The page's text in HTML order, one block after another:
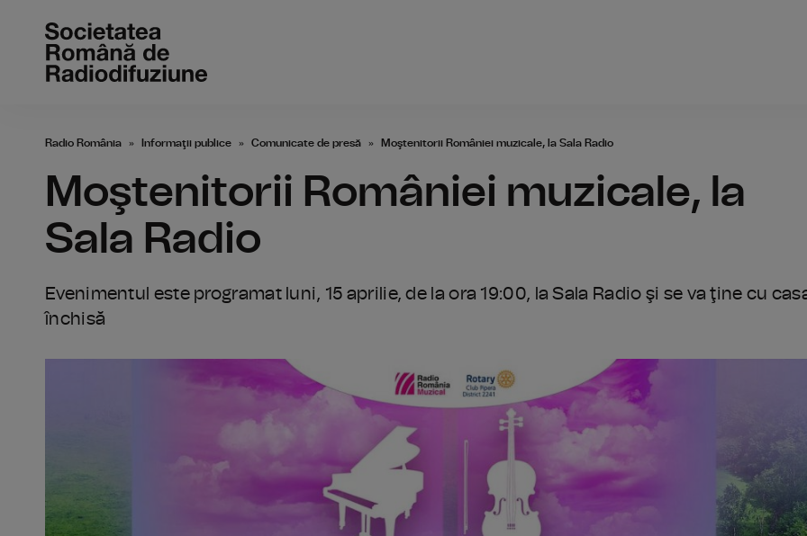
Radio România Informaţii publice Comunicate de presă Moştenitorii României muzicale, la Sala Radio
Moştenitorii României muzicale, la
Sala Radio
Evenimentul este programat luni, 15 aprilie, de la ora 19:00, la Sala Radio şi se va ţine cu
închisă